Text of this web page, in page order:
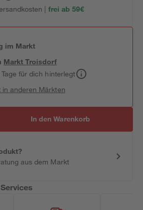
| frei ab 59€
im Markt
MarktTroisdorf
für dich hinterlegt
in anderen Märkten
In den Warenkorb
aus dem Markt